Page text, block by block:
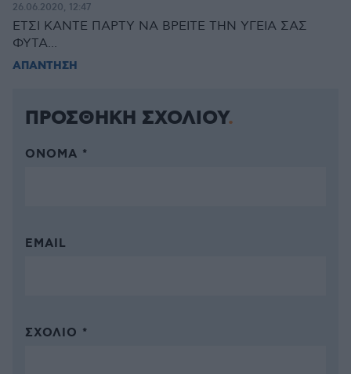
26.06.2020, 12:47
ΕΤΣΙ ΚΑΝΤΕ ΠΑΡΤΥ ΝΑ ΒΡΕΙΤΕ ΤΗΝ ΥΓΕΙΑ ΣΑΣ
ΦΥΤΑ...
ΑΠΑΝΤΗΣΗ
ΠΡΟΣΘΗΚΗ ΣΧΟΛΙΟΥ
ΌΝΟΜΑ *
EMAIL
ΣΧΌΛΙΟ *